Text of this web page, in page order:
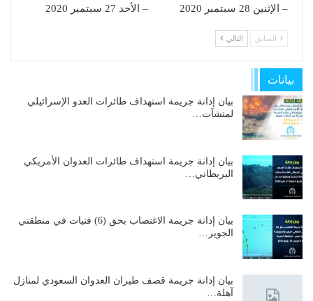
– الإثنين 28 سبتمبر 2020
– الأحد 27 سبتمبر 2020
السابق التالي
بيانات
بيان إدانة جريمة استهداف طائرات العدو الإسرائيلي
لمنشآت…
بيان إدانة جريمة استهداف طائرات العدوان الأمريكي
البريطاني…
بيان إدانة جريمة الاغتصاب بحق (6) فتيات في منطقتي
الجوير…
بيان إدانة جريمة قصف طيران العدوان السعودي لمنازل
آهلة…